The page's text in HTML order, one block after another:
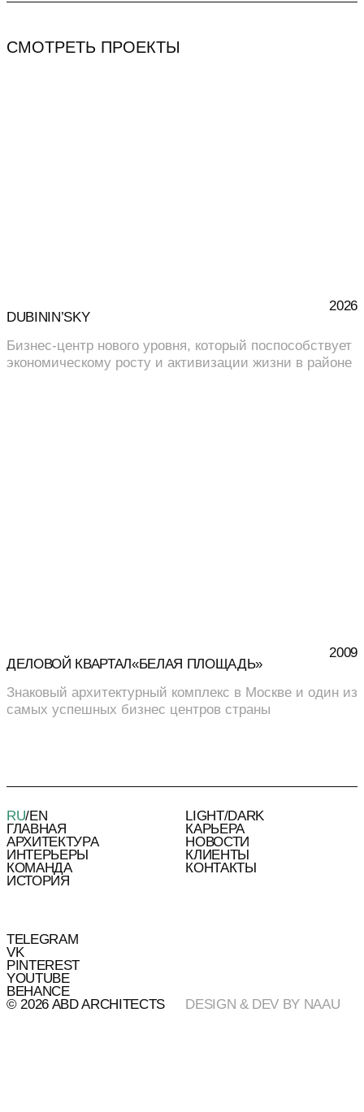
СМОТРЕТЬ ПРОЕКТЫ
DUBININ’SKY
2026
Бизнес-центр нового уровня, который поспособствует
экономическому росту и активизации жизни в районе
ДЕЛОВОЙ КВАРТАЛ«БЕЛАЯ ПЛОЩАДЬ»
2009
Знаковый архитектурный комплекс в Москве и один из
самых успешных бизнес центров страны
RU/EN LIGHT/DARK
ГЛАВНАЯ
АРХИТЕКТУРА
ИНТЕРЬЕРЫ
КОМАНДА
ИСТОРИЯ
КАРЬЕРА
НОВОСТИ
КЛИЕНТЫ
КОНТАКТЫ
TELEGRAM
VK
PINTEREST
YOUTUBE
BEHANCE
© 2026 ABD ARCHITECTS
DESIGN & DEV BY NAAU